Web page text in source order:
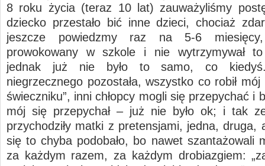
8 roku życia (teraz 10 lat) zauważyliśmy
dziecko przestało bić inne dzieci, chociaż
jeszcze powiedzmy raz na 5-6
prowokowany w szkole i nie wytrzymywał
jednak już nie było to samo, co
niegrzecznego pozostała, wszystko co robił mój
świeczniku”, inni chłopcy mogli się przepychać i
mój się przepychał – już nie było ok; i tak
przychodziły matki z pretensjami, jedna, druga,
się to chyba podobało, bo nawet szantażowali
za każdym razem, za każdym drobiazgiem: